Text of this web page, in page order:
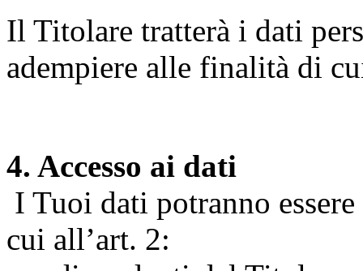
Il Titolare tratterà i dati
adempiere alle finalità di
4. Accesso ai dati
I Tuoi dati potranno
cui all’art. 2: